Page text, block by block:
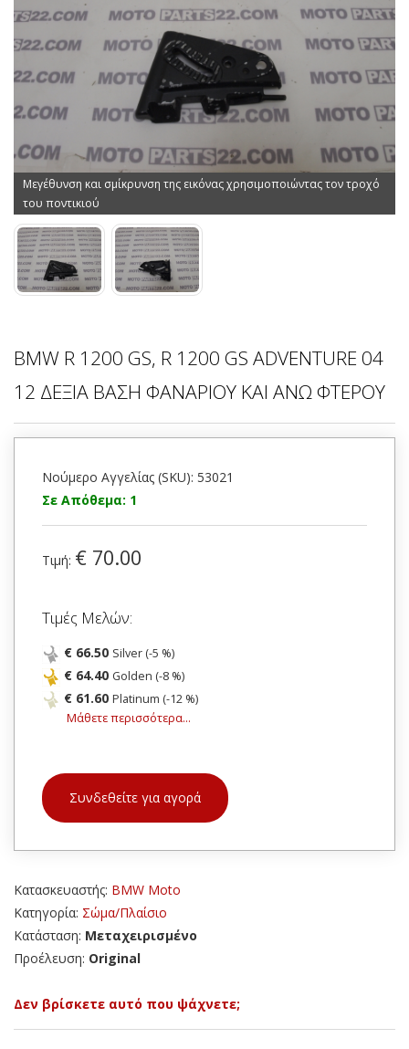
Μεγέθυνση και σμίκρυνση της εικόνας χρησιμοποιώντας τον τροχό
του ποντικιού
BMW R 1200 GS, R 1200 GS ADVENTURE 04
12 ΔΕΞΙΑ ΒΑΣΗ ΦΑΝΑΡΙΟΥ ΚΑΙ ΑΝΩ ΦΤΕΡΟΥ
Νούμερο Αγγελίας (SKU): 53021
Σε Απόθεμα: 1
Τιμή: € 70.00
Τιμές Μελών:
€ 66.50 Silver (-5 %)
€ 64.40 Golden (-8 %)
€ 61.60 Platinum (-12 %)
Μάθετε περισσότερα...
Συνδεθείτε για αγορά
Κατασκευαστής: BMW Moto
Κατηγορία: Σώμα/Πλαίσιο
Κατάσταση: Μεταχειρισμένο
Προέλευση: Original
Δεν βρίσκετε αυτό που ψάχνετε;